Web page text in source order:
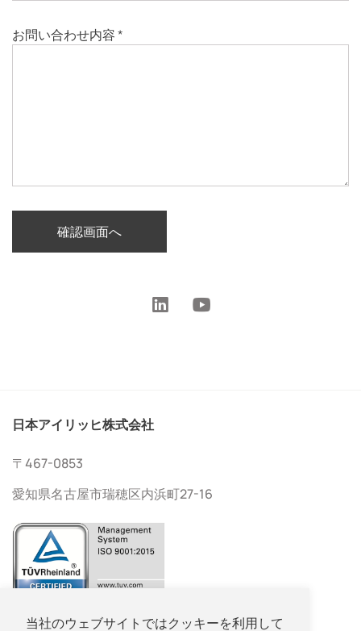
当社のウェブサイトではクッキーを利用して
お問い合わせ内容*
日本アイリッヒ株式会社
〒467-0853
愛知県名古屋市瑞穂区内浜町27-16
052-533-2577